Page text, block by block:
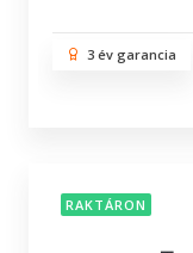
3 év garancia
RAKTÁRON